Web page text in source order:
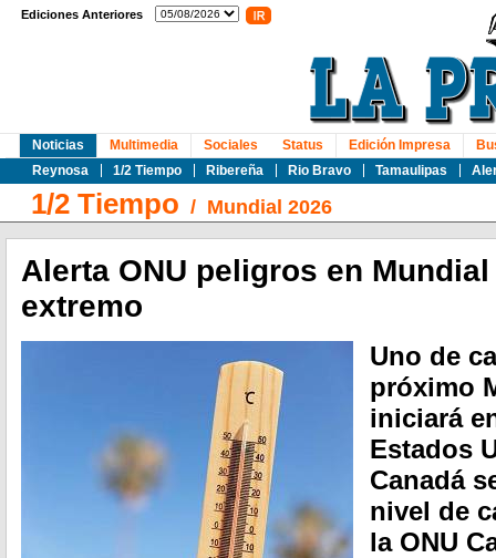
Ediciones Anteriores
Noticias
Reynosa
1/2 Tiempo Ribereña Rio Bravo Tamaulipas
Multimedia Sociales Status Edición Impresa
1/2 Tiempo / Mundial 2026
Alerta ONU peligros en
extremo
Uno de
próximo
iniciará
Estados
Canadá
nivel de
la ONU